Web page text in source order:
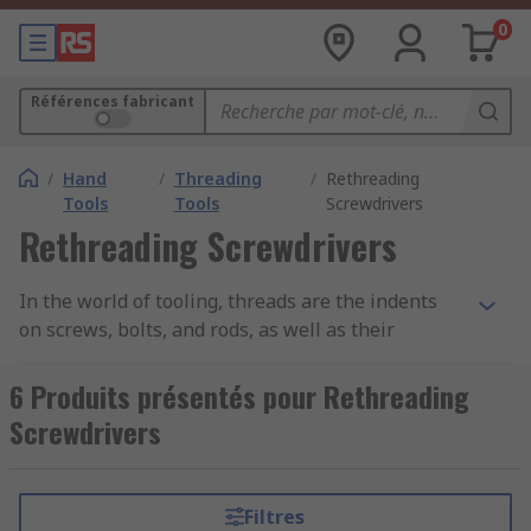
0
Références fabricant
/ Hand
Tools
/ Threading
Tools
/ Rethreading
Screwdrivers
Rethreading Screwdrivers
In the world of tooling, threads are the indents
on screws, bolts, and rods, as well as their
can be external or internal, and this also
determines their gender. Male threads are the
external threads seen on screws and bolts,
in nuts and holes.
6 Produits présentés pour Rethreading
Screwdrivers
Filtres